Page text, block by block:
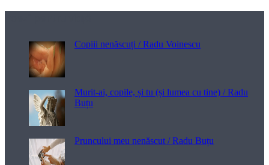
Copiii nenăscuți / Radu Voinescu
Murit-ai, copile, și tu (și lumea cu tine) / Radu
Buțu
Pruncului meu nenăscut / Radu Buțu